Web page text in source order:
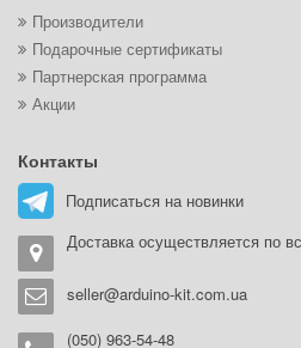
Производители
Подарочные сертификаты
Партнерская программа
Акции
Контакты
Подписаться на новинки
Доставка осуществляется по
seller@arduino-kit.com.ua
(050) 963-54-48